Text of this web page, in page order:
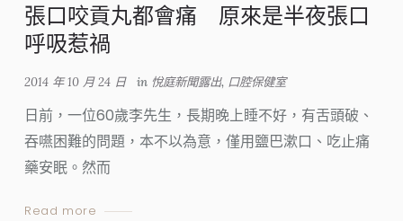
張口咬貢丸都會痛 原來是半夜張口
呼吸惹禍
2014 年 10 月 24 日 in 悅庭新聞露出, 口腔保健室
日前，一位60歲李先生，長期晚上睡不好，有舌頭破、
吞嚥困難的問題，本不以為意，僅用鹽巴漱口、吃止痛
藥安眠。然而
Read more